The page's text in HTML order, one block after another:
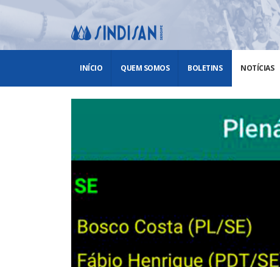
INÍCIO QUEM SOMOS BOLETINS NOTÍCIAS